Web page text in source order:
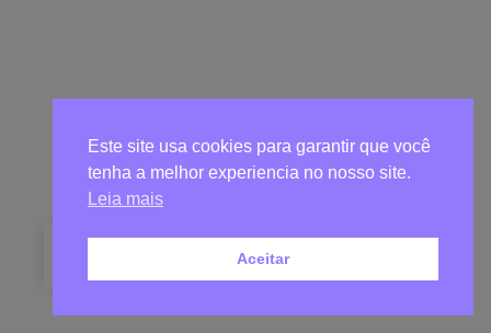
Este site usa cookies para garantir que você
tenha a melhor experiencia no nosso site.
Leia mais
Aceitar